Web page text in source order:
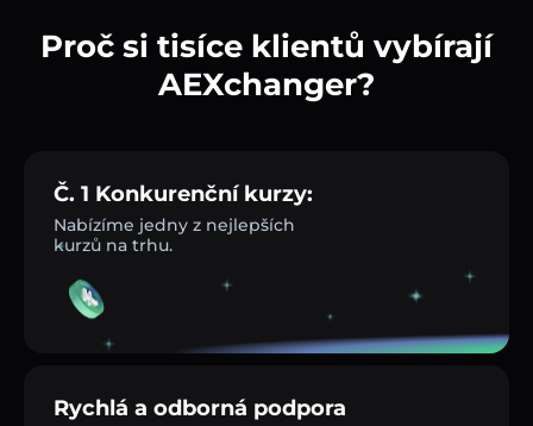
Proč si tisíce klientů vybírají
AEXchanger?
Č. 1 Konkurenční kurzy:
Nabízíme jedny z nejlepších
kurzů na trhu.
Rychlá a odborná podpora